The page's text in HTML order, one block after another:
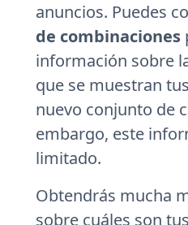
anuncios. Puedes
de combinaciones
información sobre
que se muestran
nuevo conjunto de
embargo, este
limitado.
Obtendrás mucha
sobre cuáles son